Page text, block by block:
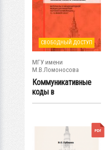
СВОБОДНЫЙ ДОСТУП
МГУ имени
М.В.Ломоносова
Коммуникативные
коды в
межкультурном